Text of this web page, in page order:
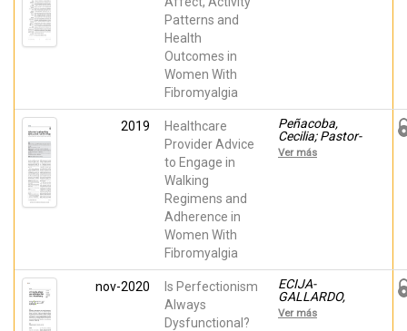
Patterns and
Health
Outcomes in
Women With
Fibromyalgia
2019
Healthcare
Provider Advice
to Engage in
Walking
Regimens and
Adherence in
Women With
Fibromyalgia
Peñacoba,
Cecilia; Pastor-
Mira, María
Ángeles; López
Ver más
nov-2020
Is Perfectionism
Always
Dysfunctional?
ECIJA-
GALLARDO,
Carmen;
CATALA,
Ver más